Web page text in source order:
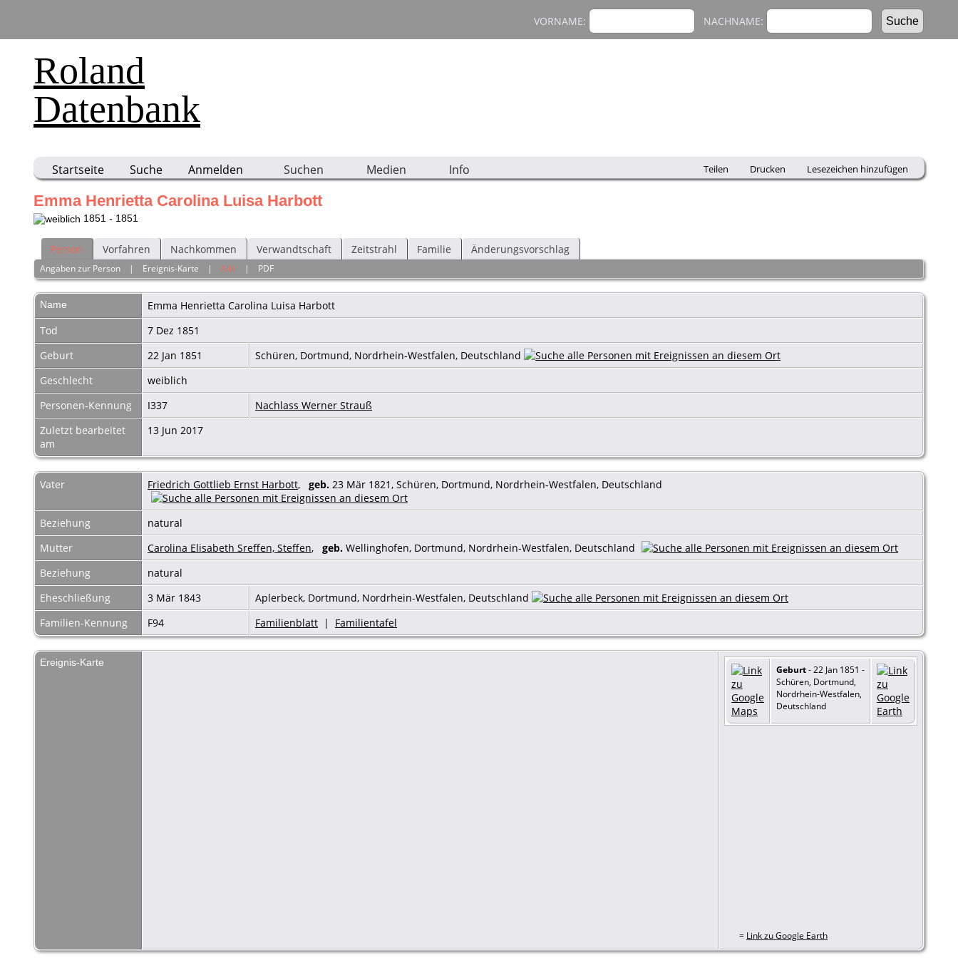
Roland
Datenbank
VORNAME: NACHNAME:
Startseite Suche Anmelden Suchen Medien Info Teilen Drucken Lesezeichen hinzufügen
Emma Henrietta Carolina Luisa Harbott
1851 - 1851
Person Vorfahren Nachkommen Verwandtschaft Zeitstrahl Familie Änderungsvorschlag
Angaben zur Person | Ereignis-Karte |Alle | PDF
Name Emma Henrietta Carolina Luisa Harbott
Tod
7 Dez 1851
Geburt
22 Jan 1851
Schüren, Dortmund, Nordrhein-Westfalen, Deutschland
Geschlecht
weiblich
Personen-Kennung
I337
Nachlass Werner Strauß
Zuletzt bearbeitet
am
13 Jun 2017
Vater Friedrich Gottlieb Ernst Harbott, geb. 23 Mär 1821, Schüren, Dortmund, Nordrhein-Westfalen, Deutschland
Beziehung
natural
Mutter
Carolina Elisabeth Sreffen, Steffen, geb. Wellinghofen, Dortmund, Nordrhein-Westfalen, Deutschland
Beziehung
natural
Eheschließung
3 Mär 1843
Aplerbeck, Dortmund, Nordrhein-Westfalen, Deutschland
Familien-Kennung
F94 Familienblatt | Familientafel
Ereignis-Karte
Geburt- 22 Jan 1851 -
Schüren, Dortmund,
Nordrhein-Westfalen,
Deutschland
= Link zu Google Earth